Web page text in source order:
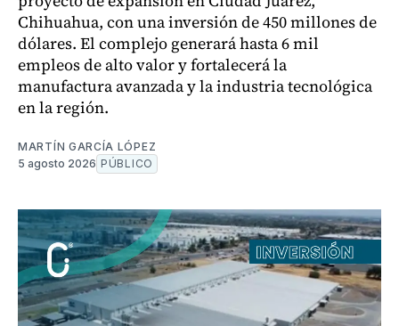
Chihuahua, con una inversión de 450 millones de
dólares. El complejo generará hasta 6 mil
empleos de alto valor y fortalecerá la
manufactura avanzada y la industria tecnológica
en la región.
MARTÍN GARCÍA LÓPEZ
5 agosto 2026 PÚBLICO